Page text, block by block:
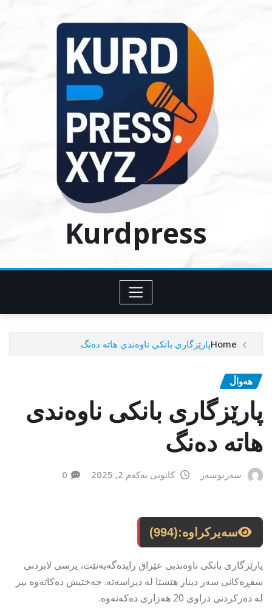
Kurdpress
Homeپارێزگاری بانکی ناوەندی هاتە دەنگ
هەواڵ
پارێزگاری بانکی ناوەندی
هاتە دەنگ
سەرنوسەر کانونی یەکەم 2, 2025 0
سەیرکراوە:(994)
پارێزگاری بانکی ناوەندیی عێراق رایدەگەیەنێت، پرسی لابردنی
سفڕەكانی سەر دینار هێشتا لە دیراسەتە. جەختیش دەكاتەوە بیر
لە دەركردنی دراوی 20 هەزاری دەكەنەوە.